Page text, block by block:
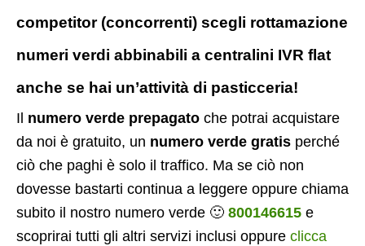
competitor (concorrenti) scegli rottamazione
numeri verdi abbinabili a centralini IVR flat
anche se hai un’attività di pasticceria!
Il numero verde prepagato che potrai acquistare
da noi è gratuito, un numero verde gratis perché
ciò che paghi è solo il traffico. Ma se ciò non
dovesse bastarti continua a leggere oppure chiama
subito il nostro numero verde 🙂 800146615 e
scoprirai tutti gli altri servizi inclusi oppure clicca